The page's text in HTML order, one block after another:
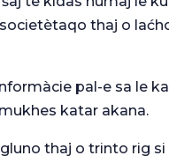
thaj o
pal-e sa le
katar akana.
thaj o trinto rig